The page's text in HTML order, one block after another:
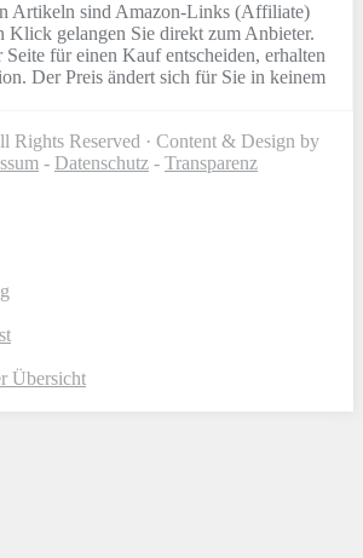
Artikeln sind Amazon-Links (Affiliate)
Klick gelangen Sie direkt zum Anbieter.
Seite für einen Kauf entscheiden, erhalten
Der Preis ändert sich für Sie in keinem
Rights Reserved · Content & Design by
- Datenschutz - Transparenz
Übersicht